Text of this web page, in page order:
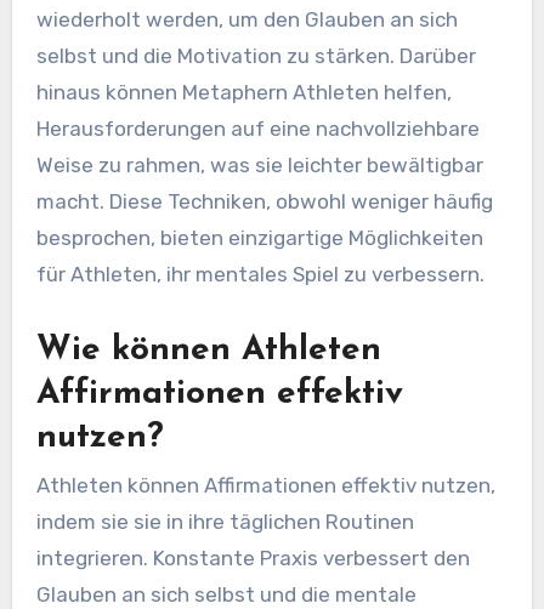
wiederholt werden, um den Glauben an sich
selbst und die Motivation zu stärken. Darüber
hinaus können Metaphern Athleten helfen,
Herausforderungen auf eine nachvollziehbare
Weise zu rahmen, was sie leichter bewältigbar
macht. Diese Techniken, obwohl weniger häufig
besprochen, bieten einzigartige Möglichkeiten
für Athleten, ihr mentales Spiel zu verbessern.
Wie können Athleten
Affirmationen effektiv
nutzen?
Athleten können Affirmationen effektiv nutzen,
indem sie sie in ihre täglichen Routinen
integrieren. Konstante Praxis verbessert den
Glauben an sich selbst und die mentale